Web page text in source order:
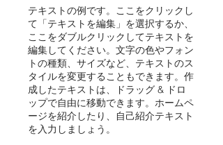
テキストの例です。ここをクリックし
て「テキストを編集」を選択するか、
ここをダブルクリックしてテキストを
編集してください。文字の色やフォン
トの種類、サイズなど、テキストのス
タイルを変更することもできます。作
成したテキストは、ドラッグ & ドロ
ップで自由に移動できます。ホームペ
ージを紹介したり、自己紹介テキスト
を入力しましょう。​